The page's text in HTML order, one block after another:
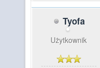
Tyofa
Użytkownik